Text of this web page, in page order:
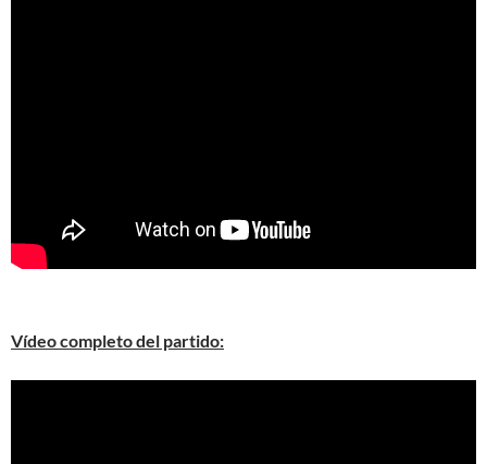
Vídeo completo del partido: